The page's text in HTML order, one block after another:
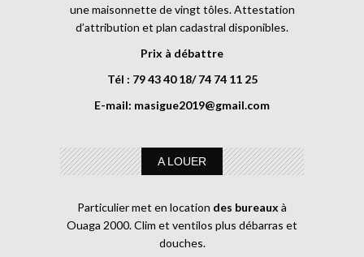
une maisonnette de vingt tôles. Attestation
d’attribution et plan cadastral disponibles.
Prix à débattre
Tél : 79 43 40 18/ 74 74 11 25
E-mail: masigue2019@gmail.com
A LOUER
Particulier met en location des bureaux à
Ouaga 2000. Clim et ventilos plus débarras et
douches.